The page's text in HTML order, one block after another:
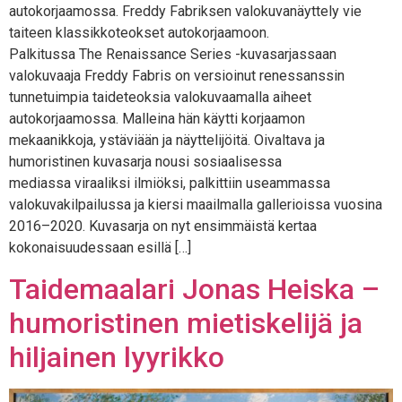
autokorjaamossa. Freddy Fabriksen valokuvanäyttely vie
taiteen klassikkoteokset autokorjaamoon.
Palkitussa The Renaissance Series -kuvasarjassaan
valokuvaaja Freddy Fabris on versioinut renessanssin
tunnetuimpia taideteoksia valokuvaamalla aiheet
autokorjaamossa. Malleina hän käytti korjaamon
mekaanikkoja, ystäviään ja näyttelijöitä. Oivaltava ja
humoristinen kuvasarja nousi sosiaalisessa
mediassa viraaliksi ilmiöksi, palkittiin useammassa
valokuvakilpailussa ja kiersi maailmalla gallerioissa vuosina
2016–2020. Kuvasarja on nyt ensimmäistä kertaa
kokonaisuudessaan esillä […]
Taidemaalari Jonas Heiska –
humoristinen mietiskelijä ja
hiljainen lyyrikko